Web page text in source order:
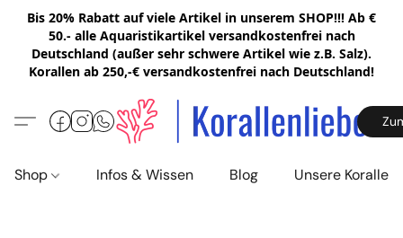
Bis 20% Rabatt auf viele Artikel in unserem SHOP!!! Ab €
50.- alle Aquaristikartikel versandkostenfrei nach
Deutschland (außer sehr schwere Artikel wie z.B. Salz).
Korallen ab 250,-€ versandkostenfrei nach Deutschland!
Shop Infos & Wissen Blog Unsere Korallen